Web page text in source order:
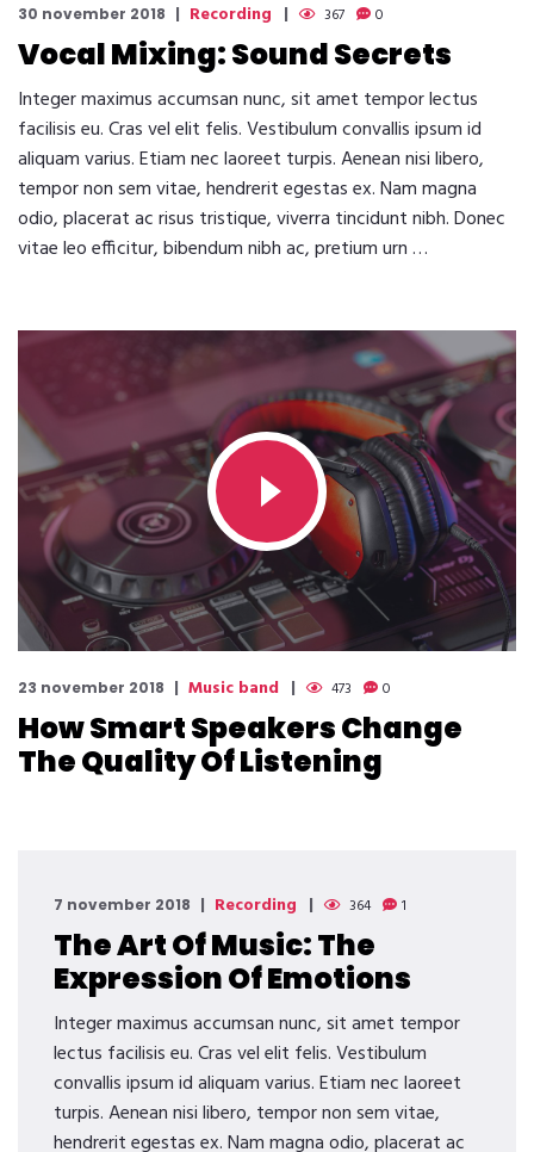
30 november 2018 Recording 367 0
Vocal Mixing: Sound Secrets
Integer maximus accumsan nunc, sit amet tempor lectus
facilisis eu. Cras vel elit felis. Vestibulum convallis ipsum id
aliquam varius. Etiam nec laoreet turpis. Aenean nisi libero,
tempor non sem vitae, hendrerit egestas ex. Nam magna
odio, placerat ac risus tristique, viverra tincidunt nibh. Donec
vitae leo efficitur, bibendum nibh ac, pretium urn …
23 november 2018 Music band 473 0
How Smart Speakers Change
The Quality Of Listening
7 november 2018 Recording 364 1
The Art Of Music: The
Expression Of Emotions
Integer maximus accumsan nunc, sit amet tempor
lectus facilisis eu. Cras vel elit felis. Vestibulum
convallis ipsum id aliquam varius. Etiam nec laoreet
turpis. Aenean nisi libero, tempor non sem vitae,
hendrerit egestas ex. Nam magna odio, placerat ac